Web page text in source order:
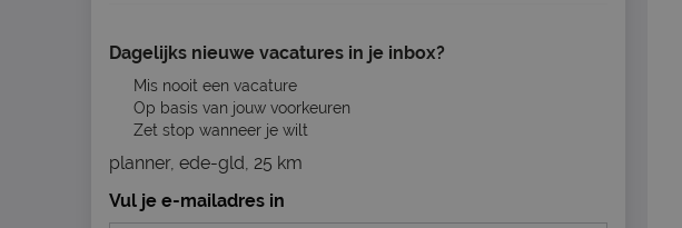
Dagelijks nieuwe vacatures in je inbox?
Mis nooit een vacature
Op basis van jouw voorkeuren
Zet stop wanneer je wilt
planner, ede-gld, 25 km
Vul je e-mailadres in